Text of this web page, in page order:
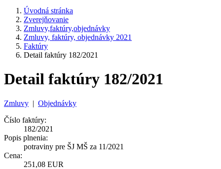
Úvodná stránka
Zverejňovanie
Zmluvy,faktúry,objednávky
Zmluvy, faktúry, objednávky 2021
Faktúry
Detail faktúry 182/2021
Detail faktúry 182/2021
Zmluvy | Objednávky
Číslo faktúry:
182/2021
Popis plnenia:
potraviny pre ŠJ MŠ za 11/2021
Cena:
251,08 EUR